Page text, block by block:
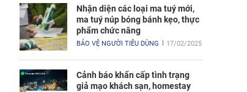
Nhận diện các loại ma tuý mới,
ma tuý núp bóng bánh kẹo, thực
phẩm chức năng
BẢO VỆ NGƯỜI TIÊU DÙNG 17/02/2025
Cảnh báo khẩn cấp tình trạng
giả mạo khách sạn, homestay